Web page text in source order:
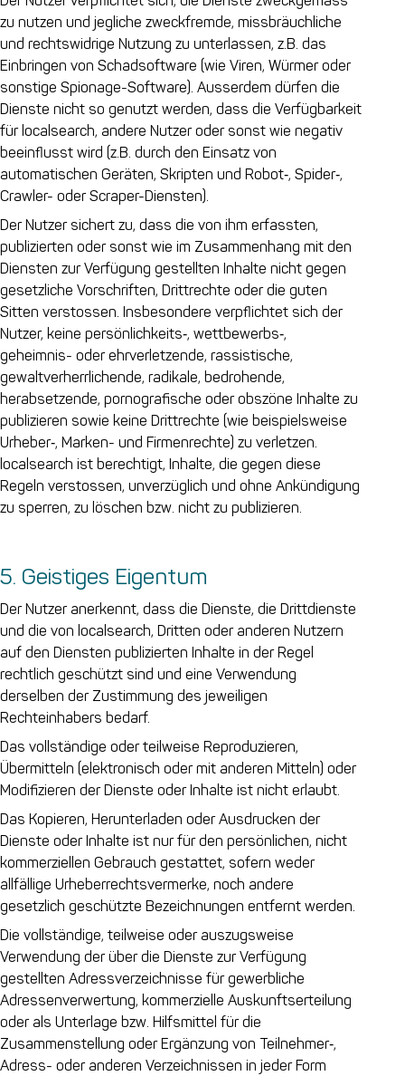
zu nutzen und jegliche zweckfremde, missbräuchliche
und rechtswidrige Nutzung zu unterlassen, z.B. das
Einbringen von Schadsoftware (wie Viren, Würmer oder
sonstige Spionage-Software). Ausserdem dürfen die
Dienste nicht so genutzt werden, dass die Verfügbarkeit
für localsearch, andere Nutzer oder sonst wie negativ
beeinflusst wird (z.B. durch den Einsatz von
automatischen Geräten, Skripten und Robot‑, Spider‑,
Crawler- oder Scraper-Diensten).
Der Nutzer sichert zu, dass die von ihm erfassten,
publizierten oder sonst wie im Zusammenhang mit den
Diensten zur Verfügung gestellten Inhalte nicht gegen
gesetzliche Vorschriften, Drittrechte oder die guten
Sitten verstossen. Insbesondere verpflichtet sich der
Nutzer, keine persönlichkeits‑, wettbewerbs‑,
geheimnis- oder ehrverletzende, rassistische,
gewaltverherrlichende, radikale, bedrohende,
herabsetzende, pornografische oder obszöne Inhalte zu
publizieren sowie keine Drittrechte (wie beispielsweise
Urheber‑, Marken- und Firmenrechte) zu verletzen.
localsearch ist berechtigt, Inhalte, die gegen diese
Regeln verstossen, unverzüglich und ohne Ankündigung
zu sperren, zu löschen bzw. nicht zu publizieren.
5. Geistiges Eigentum
Der Nutzer anerkennt, dass die Dienste, die Drittdienste
und die von localsearch, Dritten oder anderen Nutzern
auf den Diensten publizierten Inhalte in der Regel
rechtlich geschützt sind und eine Verwendung
derselben der Zustimmung des jeweiligen
Rechteinhabers bedarf.
Das vollständige oder teilweise Reproduzieren,
Übermitteln (elektronisch oder mit anderen Mitteln) oder
Modifizieren der Dienste oder Inhalte ist nicht erlaubt.
Das Kopieren, Herunterladen oder Ausdrucken der
Dienste oder Inhalte ist nur für den persönlichen, nicht
kommerziellen Gebrauch gestattet, sofern weder
allfällige Urheberrechtsvermerke, noch andere
gesetzlich geschützte Bezeichnungen entfernt werden.
Die vollständige, teilweise oder auszugsweise
Verwendung der über die Dienste zur Verfügung
gestellten Adressverzeichnisse für gewerbliche
Adressenverwertung, kommerzielle Auskunftserteilung
oder als Unterlage bzw. Hilfsmittel für die
Zusammenstellung oder Ergänzung von Teilnehmer‑,
Adress- oder anderen Verzeichnissen in jeder Form